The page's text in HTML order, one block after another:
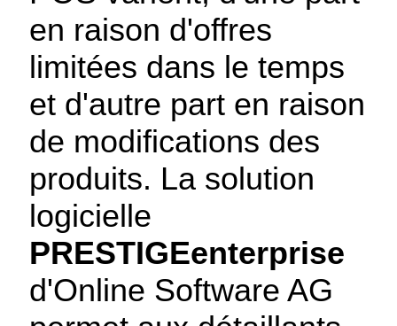
en raison d'offres
limitées dans le temps
et d'autre part en raison
de modifications des
produits. La solution
logicielle
PRESTIGEenterprise
d'Online Software AG